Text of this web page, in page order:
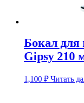
Бокал для
Gipsy 210
1,100 ₽ Читать